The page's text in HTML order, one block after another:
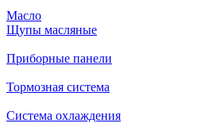
Масло
Щупы масляные
Приборные панели
Тормозная система
Система охлаждения